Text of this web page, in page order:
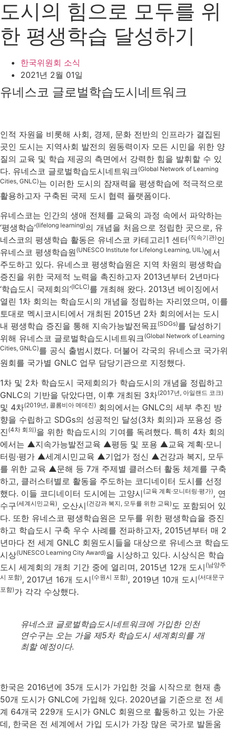
도시의 힘으로 모두를 위
한 평생학습 달성하기
한국위원회 소식
2021년 2월 01일
유네스코 글로벌학습도시네트워크
​인적 자원을 비롯해 사회, 경제, 문화 전반의 인프라가 결집된
곳인 도시는 지역사회 발전의 원동력이자 모든 시민을 위한 양
질의 교육 및 학습 제공의 측면에서 강력한 힘을 발휘할 수 있
다. 유네스코 글로벌학습도시네트워크(Global Network of Learning
Cities, GNLC)는 이러한 도시의 잠재력을 평생학습에 적극적으로
활용하고자 구축된 국제 도시 협력 플랫폼이다.
​유네스코는 인간의 생애 전체를 교육의 과정 속에서 파악하는
‘평생학습’(lifelong learning)의 개념을 처음으로 정립한 곳으로, 유
네스코의 평생학습 활동은 유네스코 카테고리1 센터 (직속기관)인
유네스코 평생학습원 (UNESCO Institute for Lifelong Learning, UIL)에서
주도하고 있다. 유네스코 평생학습원은 지역 차원의 평생학습
증진을 위한 국제적 노력을 촉진하고자 2013년부터 2년마다
‘학습도시 국제회의’(ICLC)를 개최해 왔다. 2013년 베이징에서
열린 1차 회의는 학습도시의 개념을 정립하는 자리였으며, 이를
토대로 멕시코시티에서 개최된 2015년 2차 회의에서는 도시
내 평생학습 증진을 통해 지속가능발전목표(SDGs)를 달성하기
위해 유네스코 글로벌학습도시네트워크(Global Network of Learning
Cities, GNLC)를 공식 출범시켰다. 더불어 각국의 유네스코 국가위
원회를 국가별 GNLC 업무 담당기관으로 지정했다.
​1차 및 2차 학습도시 국제회의가 학습도시의 개념을 정립하고
GNLC의 기반을 닦았다면, 이후 개최된 3차(2017년, 아일랜드 코크)
및 4차(2019년, 콜롬비아 메데진) 회의에서는 GNLC의 세부 추진 방
향을 수립하고 SDGs의 성공적인 달성(3차 회의)과 포용성 증
진 (4차 회의)을 위한 학습도시의 기여를 독려했다. 특히 4차 회의
에서는 ▲지속가능발전교육 ▲평등 및 포용 ▲교육 계획·모니
터링·평가 ▲세계시민교육 ▲기업가 정신 ▲건강과 복지, 모두
를 위한 교육 ▲문해 등 7개 주제별 클러스터 활동 체계를 구축
하고, 클러스터별로 활동을 주도하는 코디네이터 도시를 선정
했다. 이들 코디네이터 도시에는 고양시 (교육 계획·모니터링·평가), 연
수구(세계시민교육), 오산시 (건강과 복지, 모두를 위한 교육) 도 포함되어 있
다. 또한 유네스코 평생학습원은 모두를 위한 평생학습을 증진
하고 학습도시 구축 우수 사례를 전파하고자, 2015년부터 매 2
년마다 전 세계 GNLC 회원도시들을 대상으로 유네스코 학습도
시상(UNESCO Learning City Award)을 시상하고 있다. 시상식은 학습
도시 세계회의 개최 기간 중에 열리며, 2015년 12개 도시 (남양주
시 포함), 2017년 16개 도시 (수원시 포함), 2019년 10개 도시 (서대문구
포함)가 각각 수상했다.
유네스코 글로벌학습도시네트워크에 가입한 인천
연수구는 오는 가을 제5차 학습도시 세계회의를 개
최할 예정이다.
​한국은 2016년에 35개 도시가 가입한 것을 시작으로 현재 총
50개 도시가 GNLC에 가입해 있다. 2020년을 기준으로 전 세
계 64개국 229개 도시가 GNLC 회원으로 활동하고 있는 가운
데, 한국은 전 세계에서 가입 도시가 가장 많은 국가로 발돋움